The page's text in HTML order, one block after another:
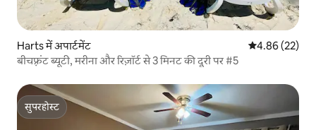
Harts में अपार्टमेंट औसत रेटिंग 5 में
4.86 (22)
बीचफ़्रंट ब्यूटी, मरीना और रिज़ॉर्ट से 3 मिनट की दूरी पर #5
सुपरहोस्ट
सुपरहोस्ट